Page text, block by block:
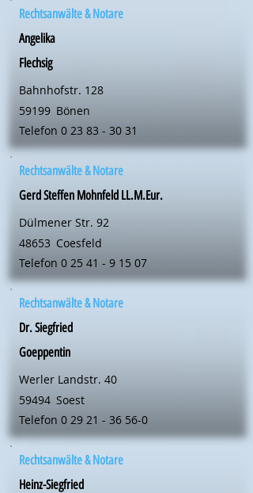
Rechtsanwälte & Notare
Angelika
Flechsig
Bahnhofstr. 128
59199 Bönen
Telefon 0 23 83 - 30 31
Rechtsanwälte & Notare
Gerd Steffen Mohnfeld LL.M.Eur.
Dülmener Str. 92
48653 Coesfeld
Telefon 0 25 41 - 9 15 07
Rechtsanwälte & Notare
Dr. Siegfried
Goeppentin
Werler Landstr. 40
59494 Soest
Telefon 0 29 21 - 36 56-0
Rechtsanwälte & Notare
Heinz-Siegfried